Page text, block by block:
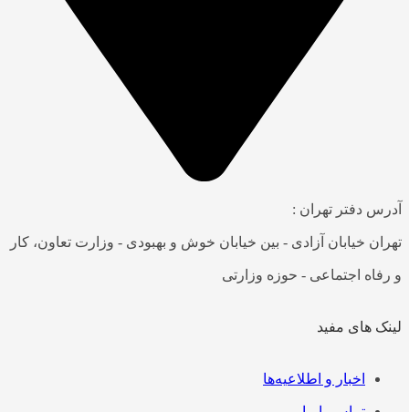
دفتر تهران :
خیابان آزادی - بین خیابان خوش و بهبودی - وزارت تعاون، کار
اجتماعی - حوزه وزارتی
های مفید
اخبار و اطلاعیه‌ها